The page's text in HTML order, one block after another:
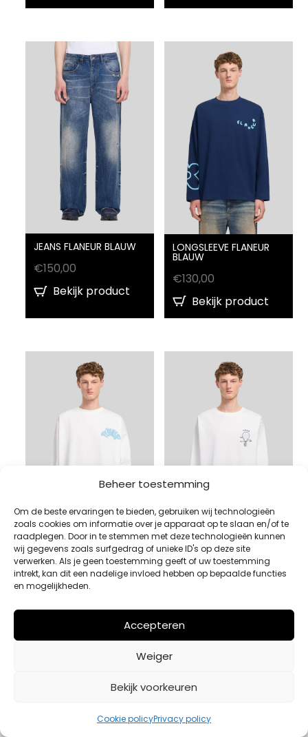
Beheer toestemming
Om de beste ervaringen te bieden, gebruiken wij technologieën
zoals cookies om informatie over je apparaat op te slaan en/of te
raadplegen. Door in te stemmen met deze technologieën kunnen
wij gegevens zoals surfgedrag of unieke ID's op deze site
verwerken. Als je geen toestemming geeft of uw toestemming
intrekt, kan dit een nadelige invloed hebben op bepaalde functies
en mogelijkheden.
Accepteren
Weiger
Bekijk voorkeuren
Cookie policyPrivacy policy
JEANS FLANEUR BLAUW
€150,00
Bekijk product
LONGSLEEVE FLANEUR
BLAUW
€130,00
Bekijk product
LONGSLEEVE FLANEUR
WIT
€130,00
Bekijk product
LONGSLEEVE FLANEUR
WIT
Bekijk product